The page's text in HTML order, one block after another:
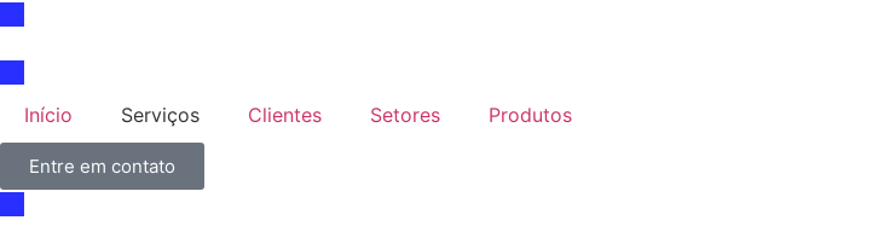
Início Serviços Clientes Setores Produtos
Entre em contato